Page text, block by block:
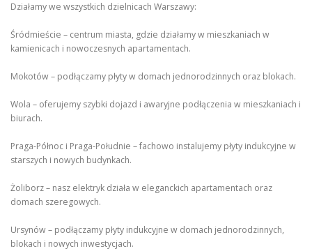
Działamy we wszystkich dzielnicach Warszawy:
Śródmieście – centrum miasta, gdzie działamy w mieszkaniach w
kamienicach i nowoczesnych apartamentach.
Mokotów – podłączamy płyty w domach jednorodzinnych oraz blokach.
Wola – oferujemy szybki dojazd i awaryjne podłączenia w mieszkaniach i
biurach.
Praga-Północ i Praga-Południe – fachowo instalujemy płyty indukcyjne w
starszych i nowych budynkach.
Żoliborz – nasz elektryk działa w eleganckich apartamentach oraz
domach szeregowych.
Ursynów – podłączamy płyty indukcyjne w domach jednorodzinnych,
blokach i nowych inwestycjach.